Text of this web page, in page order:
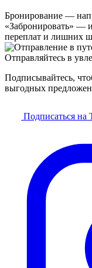
Бронирование —
«Забронировать» —
переплат и лишних
Отправляйтесь в
Подписывайтесь,
выгодных
Подписаться на